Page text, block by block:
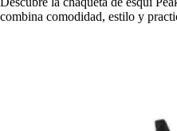
combina comodidad, estilo y